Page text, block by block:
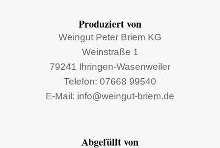
Produziert von
Weingut Peter Briem KG
Weinstraße 1
79241 Ihringen-Wasenweiler
Telefon: 07668 99540
E-Mail: info@weingut-briem.de
Abgefüllt von